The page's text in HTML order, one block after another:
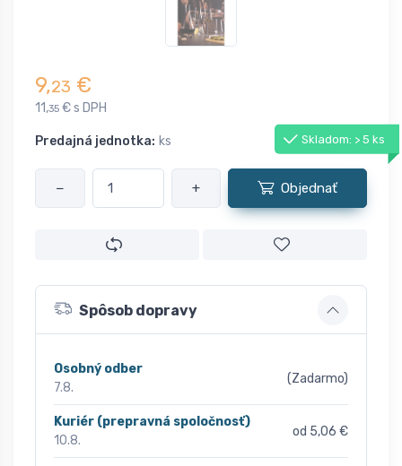
9,23 €
11,35 € s DPH
Predajná jednotka: ks Skladom: > 5 ks
− + Objednať
Spôsob dopravy
Osobný odber
7.8.
(Zadarmo)
Kuriér (prepravná spoločnosť)
10.8.
od 5,06 €